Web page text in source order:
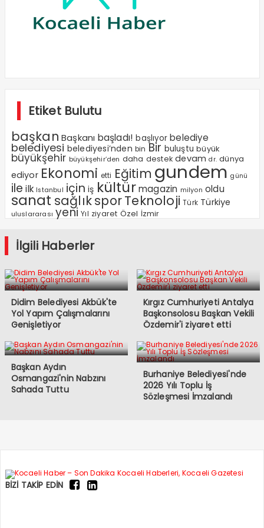
Etiket Bulutu
başkan Başkanı başladı! başlıyor belediye
belediyesi belediyesi’nden bin Bir buluştu büyük
büyükşehir büyükşehir’den daha destek devam dr. dünya
ediyor Ekonomi etti Eğitim gundem günü
ile ilk Istanbul için iş kültür magazin milyon oldu
sanat sağlıksporTeknoloji Türk Türkiye
uluslararası yeni Yıl ziyaret Özel İzmir
İlgili Haberler
Didim Belediyesi Akbük'te
Yol Yapım Çalışmalarını
Genişletiyor
Kırgız Cumhuriyeti Antalya
Başkonsolosu Başkan Vekili
Özdemir'i ziyaret etti
Başkan Aydın
Osmangazi'nin Nabzını
Sahada Tuttu
Burhaniye Belediyesi'nde
2026 Yılı Toplu İş
Sözleşmesi İmzalandı
BİZİ TAKİP EDİN